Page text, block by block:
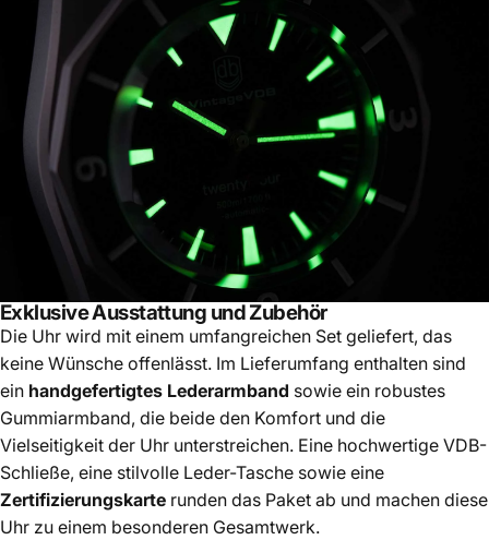
Exklusive Ausstattung und Zubehör
Die Uhr wird mit einem umfangreichen Set geliefert, das
keine Wünsche offenlässt. Im Lieferumfang enthalten sind
ein handgefertigtes Lederarmband sowie ein robustes
Gummiarmband, die beide den Komfort und die
Vielseitigkeit der Uhr unterstreichen. Eine hochwertige VDB-
Schließe, eine stilvolle Leder-Tasche sowie eine
Zertifizierungskarte runden das Paket ab und machen diese
Uhr zu einem besonderen Gesamtwerk.